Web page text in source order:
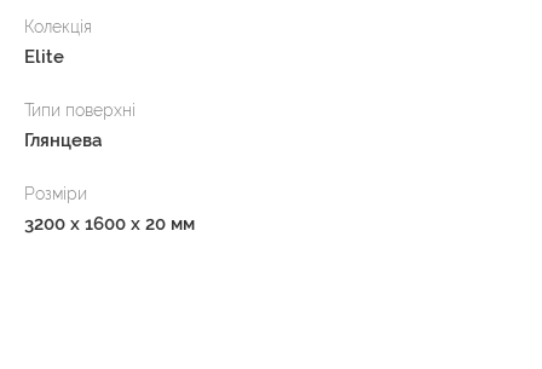
Колекція
Elite
Типи поверхні
Глянцева
Розміри
3200 x 1600 x 20 мм